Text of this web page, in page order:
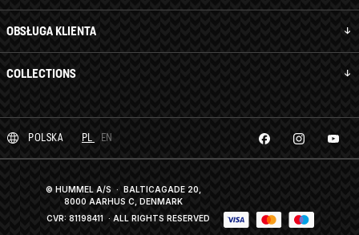
OBSŁUGA KLIENTA
COLLECTIONS
POLSKA PL EN
© HUMMEL A/S · BALTICAGADE 20,
8000 AARHUS C, DENMARK
CVR: 81198411 · ALL RIGHTS RESERVED